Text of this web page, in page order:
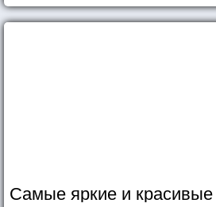
Самые яркие и